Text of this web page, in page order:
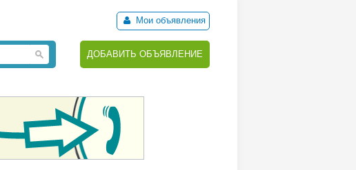
Мои объявления
ДОБАВИТЬ ОБЪЯВЛЕНИЕ